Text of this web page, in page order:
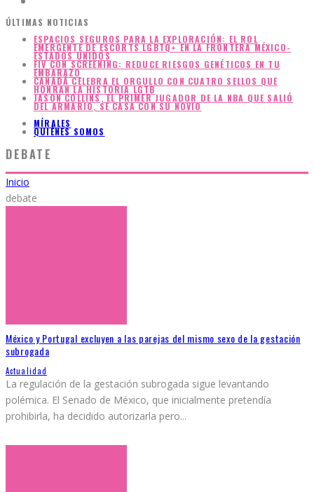
ÚLTIMAS NOTICIAS
ESPACIOS SEGUROS PARA LA EXPLORACIÓN: EL ROL
EMERGENTE DE ESCORTS LGBTQ+ EN LA FRONTERA MÉXICO-
ESTADOS UNIDOS
FIV CON SCREENING: REDUCE RIESGOS GENÉTICOS EN TU
EMBARAZO
CANADÁ CELEBRA EL ORGULLO CON CUATRO SELLOS QUE
HONRAN LA HISTORIA LGTB
JASON COLLINS, EL PRIMER JUGADOR DE LA NBA QUE SALIÓ
DEL ARMARIO, SE CASA CON SU NOVIO
MÍRALES
QUIÉNES SOMOS
DEBATE
Inicio
debate
México y Portugal excluyen a las parejas del mismo sexo de la gestación
subrogada
Actualidad
La regulación de la gestación subrogada sigue levantando
polémica. El Senado de México, que inicialmente pretendía
prohibirla, ha decidido autorizarla pero...